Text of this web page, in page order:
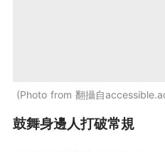
Photo from 翻攝自
鼓舞身邊人打破常規